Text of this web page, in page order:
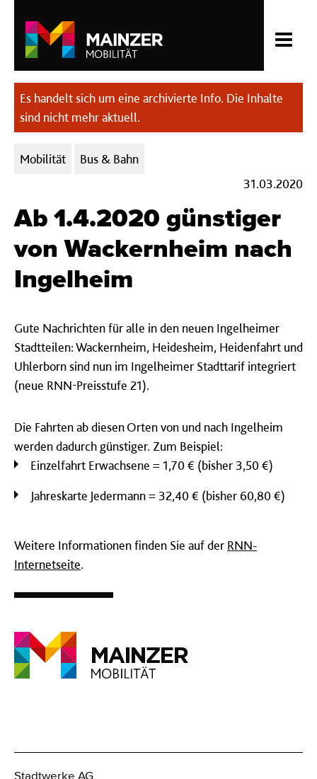
Es handelt sich um eine archivierte Info. Die Inhalte
sind nicht mehr aktuell.
Kategorien:
Mobilität
Bus & Bahn
31.03.2020
Ab 1.4.2020 günstiger
von Wackernheim nach
Ingelheim
Gute Nachrichten für alle in den neuen Ingelheimer
Stadtteilen: Wackernheim, Heidesheim, Heidenfahrt und
Uhlerborn sind nun im Ingelheimer Stadttarif integriert
(neue RNN-Preisstufe 21).
Die Fahrten ab diesen Orten von und nach Ingelheim
werden dadurch günstiger. Zum Beispiel:
Einzelfahrt Erwachsene = 1,70 € (bisher 3,50 €)
Jahreskarte Jedermann = 32,40 € (bisher 60,80 €)
Weitere Informationen finden Sie auf der RNN-
Internetseite.
Stadtwerke AG